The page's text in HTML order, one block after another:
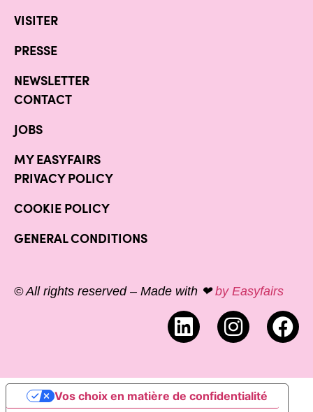
VISITER
PRESSE
NEWSLETTER
CONTACT
JOBS
MY EASYFAIRS
PRIVACY POLICY
COOKIE POLICY
GENERAL CONDITIONS
© All rights reserved – Made with ❤by Easyfairs
Vos choix en matière de confidentialité